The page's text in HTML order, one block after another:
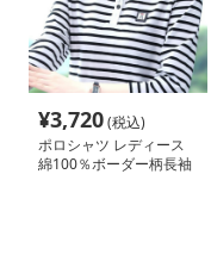
¥3,720(税込)
ポロシャツ レディース
綿100％ボーダー柄長袖